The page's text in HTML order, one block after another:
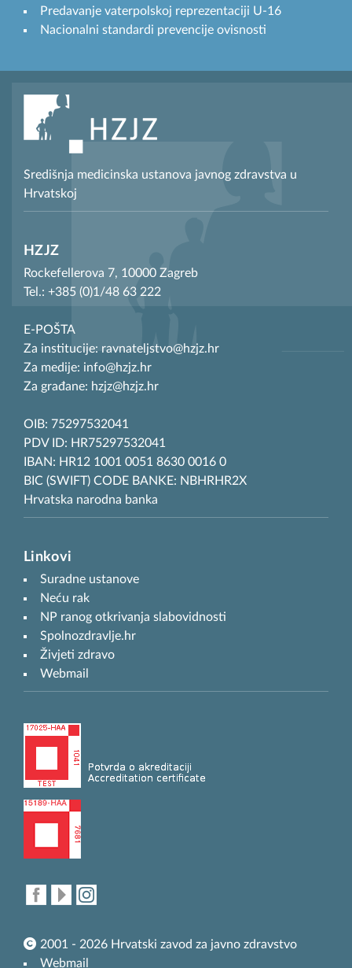
Predavanje vaterpolskoj reprezentaciji U-16
Nacionalni standardi prevencije ovisnosti
Središnja medicinska ustanova javnog zdravstva u
Hrvatskoj
HZJZ
Rockefellerova 7, 10000 Zagreb
Tel.: +385 (0)1/48 63 222
E-POŠTA
Za institucije: ravnateljstvo@hzjz.hr
Za medije: info@hzjz.hr
Za građane: hzjz@hzjz.hr
OIB: 75297532041
PDV ID: HR75297532041
IBAN: HR12 1001 0051 8630 0016 0
BIC (SWIFT) CODE BANKE: NBHRHR2X
Hrvatska narodna banka
Linkovi
Suradne ustanove
Neću rak
NP ranog otkrivanja slabovidnosti
Spolnozdravlje.hr
Živjeti zdravo
Webmail
2001 - 2026 Hrvatski zavod za javno zdravstvo
Webmail